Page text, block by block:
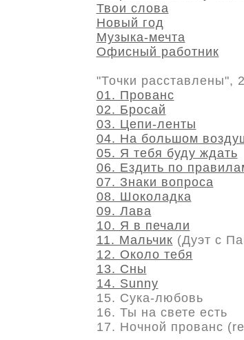
Твои слова
Новый год
Музыка-мечта
Офисный работник
"Точки расставлены",
01. Прованс
02. Бросай
03. Цепи-ленты
04. На большом
05. Я тебя буду ждать
06. Ездить по
07. Знаки вопроса
08. Шоколадка
09. Лава
10. Я в печали
11. Мальчик (Дуэт с
12. Около тебя
13. Сны
14. Sunny
15. Сука-любовь
16. Ты на свете есть
17. Ночной прованс